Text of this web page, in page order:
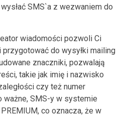
SMS`a z wezwaniem do
wiadomości pozwoli Ci
do wysyłki mailing
znaczniki, pozwalają
takie jak imię i nazwisko
czy też numer
ważne, SMS-y w systemie
co oznacza, że w